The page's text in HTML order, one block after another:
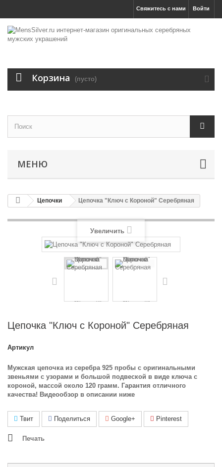
Войти
Свяжитесь с нами
Корзина (пусто)
МЕНЮ
Цепочки Цепочка "Ключ с Короной" Серебряная
Увеличить
Цепочка "Ключ с Короной" Серебряная
Артикул
Мужская цепочка из серебра 925 пробы с оригинальными
звеньями с узорами и большой подвеской в виде ключа с
короной, массой около 120 грамм. Гарантия отличного
качества! Видеообзор в описании ниже
Твит Поделиться Google+ Pinterest
Печать